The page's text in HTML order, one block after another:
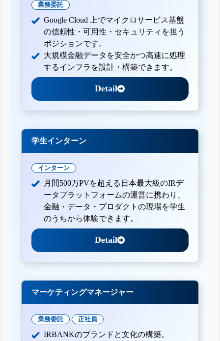
業務委託
Google Cloud 上でマイクロサービス基盤
の信頼性・可用性・セキュリティを担う
ポジションです。
大規模金融データを安全かつ高速に処理
するインフラを設計・構築できます。
Detail
学生インターン
インターン
月間500万PVを超える日本最大級のIRデ
ータプラットフォームの運営に携わり、
金融・データ・プロダクトの現場を学生
のうちから体験できます。
Detail
マーケティングマネージャー
業務委託 正社員
IRBANKのブランドと文化の構築。